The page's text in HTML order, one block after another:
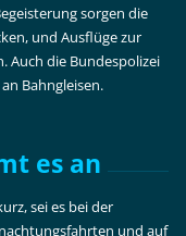
sorgen die
und Ausflüge zur
Auch die Bundespolizei
Bahngleisen.
es an
sei es bei der
und auf